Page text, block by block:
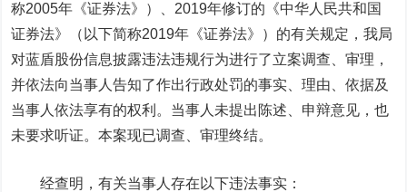
称2005年《证券法》）、2019年修订的《中华人民共和国
证券法》（以下简称2019年《证券法》）的有关规定，我局
对蓝盾股份信息披露违法违规行为进行了立案调查、审理，
并依法向当事人告知了作出行政处罚的事实、理由、依据及
当事人依法享有的权利。当事人未提出陈述、申辩意见，也
未要求听证。本案现已调查、审理终结。
经查明，有关当事人存在以下违法事实：